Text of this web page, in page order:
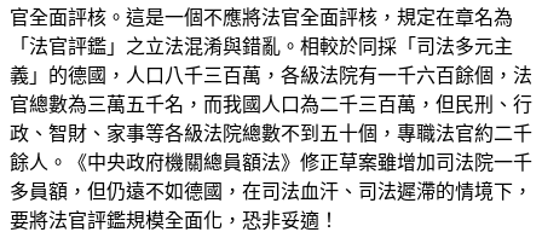
官全面評核。這是一個不應將法官全面評核，規定在章名為
「法官評鑑」之立法混淆與錯亂。相較於同採「司法多元主
義」的德國，人口八千三百萬，各級法院有一千六百餘個，法
官總數為三萬五千名，而我國人口為二千三百萬，但民刑、行
政、智財、家事等各級法院總數不到五十個，專職法官約二千
餘人。《中央政府機關總員額法》修正草案雖增加司法院一千
多員額，但仍遠不如德國，在司法血汗、司法遲滯的情境下，
要將法官評鑑規模全面化，恐非妥適！